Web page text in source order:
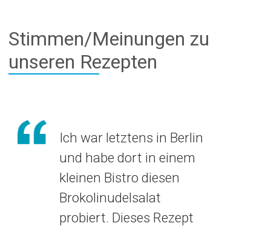
Stimmen/Meinungen zu
unseren Rezepten
Ich war letztens in Berlin
und habe dort in einem
kleinen Bistro diesen
Brokolinudelsalat
probiert. Dieses Rezept